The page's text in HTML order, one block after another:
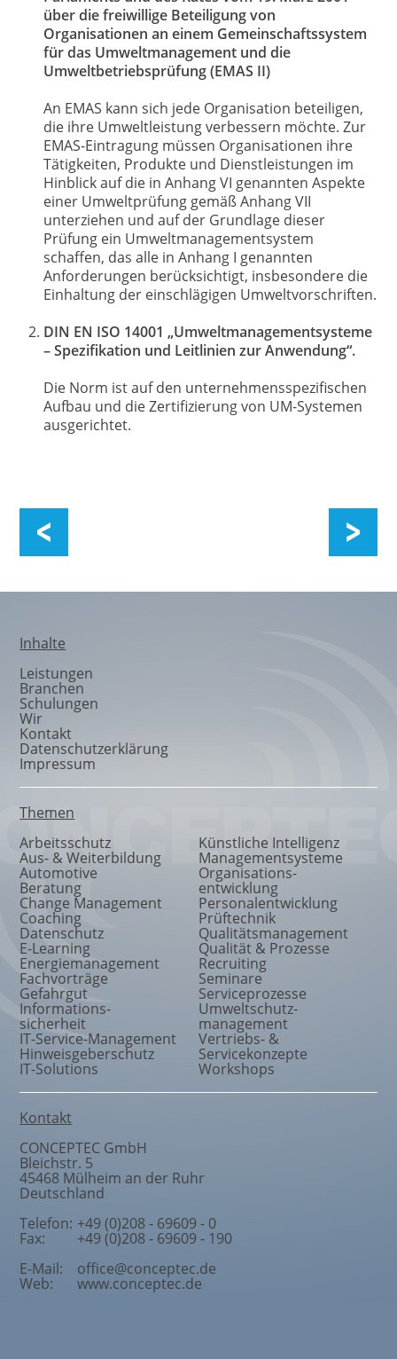
über die freiwillige Beteiligung von
Organisationen an einem Gemeinschaftssystem
für das Umweltmanagement und die
Umweltbetriebsprüfung (EMAS II)
An EMAS kann sich jede Organisation beteiligen,
die ihre Umweltleistung verbessern möchte. Zur
EMAS-Eintragung müssen Organisationen ihre
Tätigkeiten, Produkte und Dienstleistungen im
Hinblick auf die in Anhang VI genannten Aspekte
einer Umweltprüfung gemäß Anhang VII
unterziehen und auf der Grundlage dieser
Prüfung ein Umweltmanagementsystem
schaffen, das alle in Anhang I genannten
Anforderungen berücksichtigt, insbesondere die
Einhaltung der einschlägigen Umweltvorschriften.
DIN EN ISO 14001 „Umweltmanagementsysteme
– Spezifikation und Leitlinien zur Anwendung“.
Die Norm ist auf den unternehmensspezifischen
Aufbau und die Zertifizierung von UM-Systemen
ausgerichtet.
Inhalte
Leistungen
Branchen
Schulungen
Wir
Kontakt
Datenschutzerklärung
Impressum
Themen
Arbeitsschutz
Aus- & Weiterbildung
Automotive
Beratung
Change Management
Coaching
Datenschutz
E-Learning
Energiemanagement
Fachvorträge
Gefahrgut
Informations-
sicherheit
IT-Service-Management
Hinweisgeberschutz
IT-Solutions
Künstliche Intelligenz
Managementsysteme
Organisations-
entwicklung
Personalentwicklung
Prüftechnik
Qualitätsmanagement
Qualität & Prozesse
Recruiting
Seminare
Serviceprozesse
Umweltschutz-
management
Vertriebs- &
Servicekonzepte
Workshops
Kontakt
CONCEPTEC GmbH
Bleichstr. 5
45468 Mülheim an der Ruhr
Deutschland
Telefon: +49 (0)208 - 69609 - 0
Fax:
+49 (0)208 - 69609 - 190
E-Mail:
office@conceptec.de
Web: www.conceptec.de